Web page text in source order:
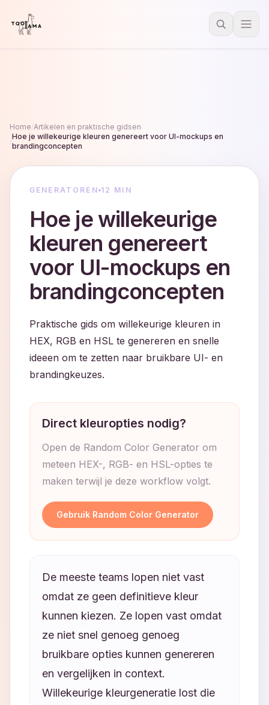
Home Artikelen en praktische gidsen
Hoe je willekeurige kleuren genereert voor UI-mockups en
brandingconcepten
GENERATOREN 12 MIN
Hoe je willekeurige
kleuren genereert
voor UI-mockups en
brandingconcepten
Praktische gids om willekeurige kleuren in
HEX, RGB en HSL te genereren en snelle
ideeen om te zetten naar bruikbare UI- en
brandingkeuzes.
Direct kleuropties nodig?
Open de Random Color Generator om
meteen HEX-, RGB- en HSL-opties te
maken terwijl je deze workflow volgt.
Gebruik Random Color Generator
De meeste teams lopen niet vast
omdat ze geen definitieve kleur
kunnen kiezen. Ze lopen vast omdat
ze niet snel genoeg genoeg
bruikbare opties kunnen genereren
en vergelijken in context.
Willekeurige kleurgeneratie lost die